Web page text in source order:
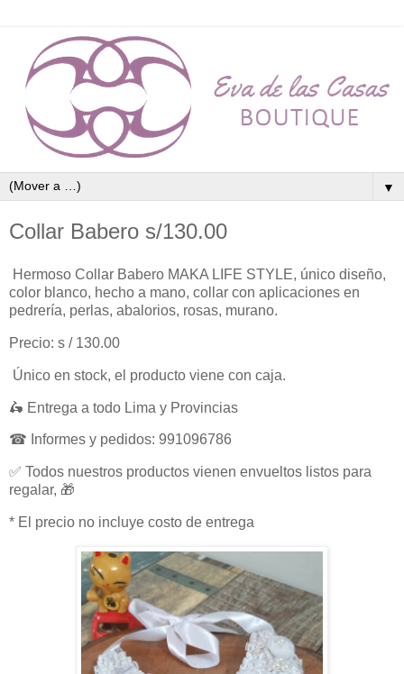
▼
Collar Babero s/130.00
Hermoso Collar Babero MAKA LIFE STYLE, único diseño,
color blanco, hecho a mano, collar con aplicaciones en
pedrería, perlas, abalorios, rosas, murano.
Precio: s / 130.00
Único en stock, el producto viene con caja.
🛵 Entrega a todo Lima y Provincias
☎ Informes y pedidos: 991096786
✅ Todos nuestros productos vienen envueltos listos para
regalar, 🎁
* El precio no incluye costo de entrega